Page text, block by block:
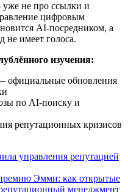
не про ссылки и
цифровым
AI-посредником, а
не имеет голоса.
изучения:
официальные обновления
по AI-поиску и
репутационных кризисов
управления репутацией
Эмми: как открытые
менеджмент